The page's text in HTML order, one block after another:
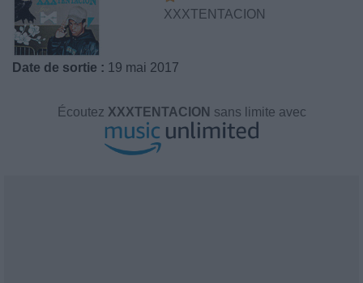
XXXTENTACION
Date de sortie : 19 mai 2017
Écoutez XXXTENTACION sans limite avec